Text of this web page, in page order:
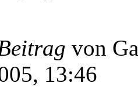
von
13:46